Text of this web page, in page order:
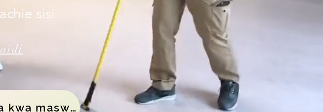
sisi
Bonyeza hapa kwa maswali